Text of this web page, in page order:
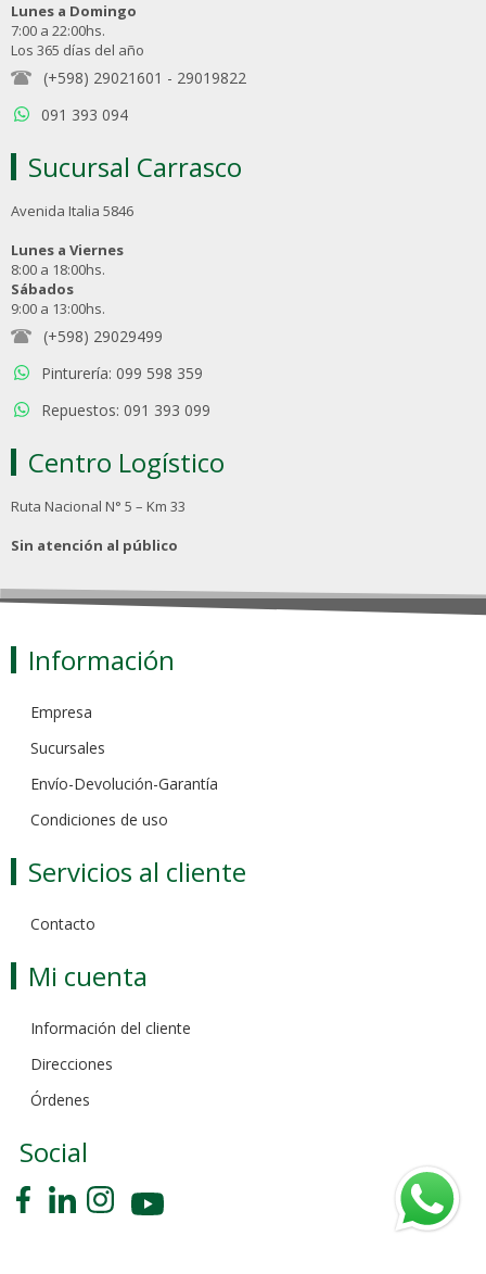
Lunes a Domingo
7:00 a 22:00hs.
Los 365 días del año
(+598) 29021601 - 29019822
091 393 094
Sucursal Carrasco
Avenida Italia 5846
Lunes a Viernes
8:00 a 18:00hs.
Sábados
9:00 a 13:00hs.
(+598) 29029499
Pinturería: 099 598 359
Repuestos: 091 393 099
Centro Logístico
Ruta Nacional N° 5 – Km 33
Sin atención al público
Información
Empresa
Sucursales
Envío-Devolución-Garantía
Condiciones de uso
Servicios al cliente
Contacto
Mi cuenta
Información del cliente
Direcciones
Órdenes
Social